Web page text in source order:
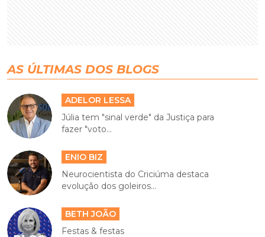
AS ÚLTIMAS DOS BLOGS
ADELOR LESSA
Júlia tem "sinal verde" da Justiça para
fazer "voto...
ENIO BIZ
Neurocientista do Criciúma destaca
evolução dos goleiros...
BETH JOÃO
Festas & festas